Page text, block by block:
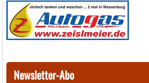
Newsletter-Abo